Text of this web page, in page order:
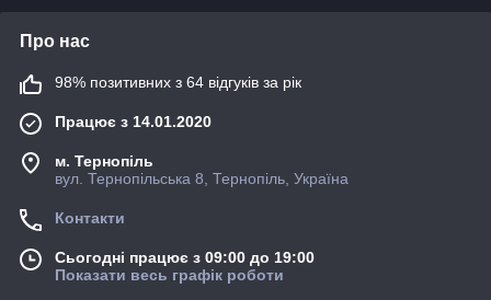
Про нас
98% позитивних з 64 відгуків за рік
Працює з 14.01.2020
м. Тернопіль
вул. Тернопільська 8, Тернопіль, Україна
Контакти
Сьогодні працює з 09:00 до 19:00
Показати весь графік роботи